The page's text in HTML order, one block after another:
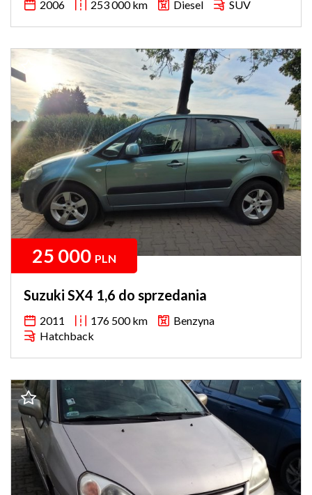
2006 253 000 km Diesel SUV
25 000 PLN
Suzuki SX4 1,6 do sprzedania
2011 176 500 km
Benzyna
Hatchback